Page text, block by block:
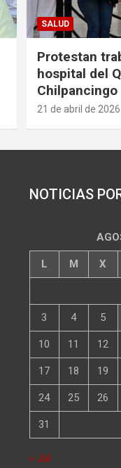
SALUD
Protestan
hospital del
Chilpancingo
21 de abril de 2026
NOTICIAS
L M X
3 4 5
10 11 12
17 18 19
24 25 26
31
« Jul